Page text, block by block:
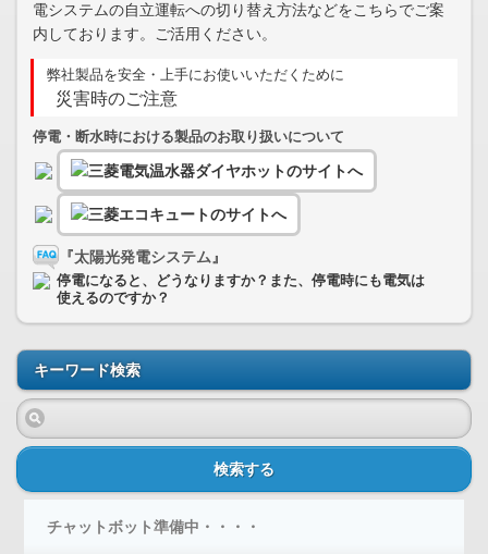
電システムの自立運転への切り替え方法などをこちらでご案
内しております。ご活用ください。
弊社製品を安全・上手にお使いいただくために
災害時のご注意
停電・断水時における製品のお取り扱いについて
『太陽光発電システム』
停電になると、どうなりますか？また、停電時にも電気は
使えるのですか？
キーワード検索
検索する
チャットボット準備中・・・・